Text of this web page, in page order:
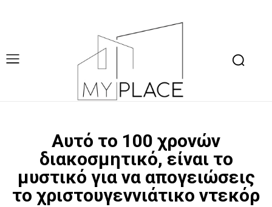
Αυτό το 100 χρονών
διακοσμητικό, είναι το
μυστικό για να απογειώσεις
το χριστουγεννιάτικο ντεκόρ